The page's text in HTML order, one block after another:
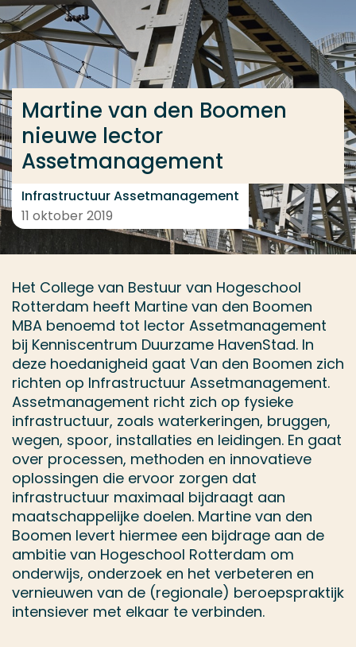
Ga direct naar de content
... > Martine van den Boomen nieuwe lector
Martine van den Boomen
nieuwe lector
Assetmanagement
Infrastructuur Assetmanagement
11 oktober 2019
Het College van Bestuur van Hogeschool
Rotterdam heeft Martine van den Boomen
MBA benoemd tot lector Assetmanagement
bij Kenniscentrum Duurzame HavenStad. In
deze hoedanigheid gaat Van den Boomen zich
richten op Infrastructuur Assetmanagement.
Assetmanagement richt zich op fysieke
infrastructuur, zoals waterkeringen, bruggen,
wegen, spoor, installaties en leidingen. En gaat
over processen, methoden en innovatieve
oplossingen die ervoor zorgen dat
infrastructuur maximaal bijdraagt aan
maatschappelijke doelen. Martine van den
Boomen levert hiermee een bijdrage aan de
ambitie van Hogeschool Rotterdam om
onderwijs, onderzoek en het verbeteren en
vernieuwen van de (regionale) beroepspraktijk
intensiever met elkaar te verbinden.
Veel gezocht
Opleiding
Contact